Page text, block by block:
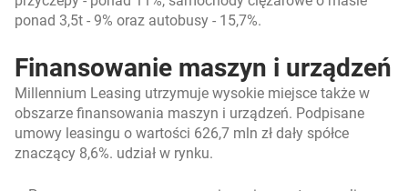
ponad 3,5t - 9% oraz autobusy - 15,7%.
Finansowanie maszyn i urządzeń
Millennium Leasing utrzymuje wysokie miejsce także w
obszarze finansowania maszyn i urządzeń. Podpisane
umowy leasingu o wartości 626,7 mln zł dały spółce
znaczący 8,6%. udział w rynku.